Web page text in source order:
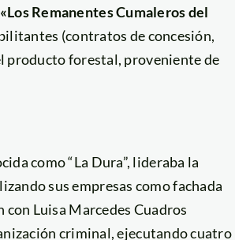
«Los Remanentes Cumaleros del
(contratos de concesión,
producto forestal, proveniente de
como “La Dura”, lideraba la
sus empresas como fachada
Luisa Marcedes Cuadros
criminal, ejecutando cuatro